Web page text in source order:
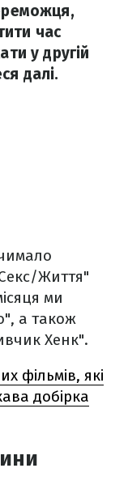
час
у другій
далі.
Життя"
ми
а також
Хенк".
фільмів, які
добірка